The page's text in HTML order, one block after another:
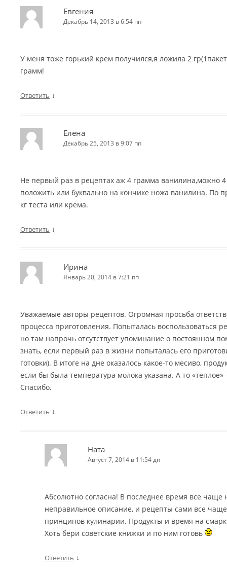
Евгения
Декабрь 14, 2013 в 6:54 пп
У меня тоже горький крем получился,я ложила 2
грамм!
Ответить ↓
Елена
Декабрь 25, 2013 в 9:07 пп
Не первый раз в рецептах аж 4 грамма ванилина,можно
положить или буквально на кончике ножа ванилина. По
кг теста или крема.
Ответить ↓
Ирина
Январь 20, 2014 в 7:21 пп
Уважаемые авторы рецептов. Огромная просьба
процесса приготовления. Попыталась воспользоваться
но там напрочь отсутствует упоминание о постоянном
знать, если первый раз в жизни попыталась его
готовки). В итоге на дне оказалось какое-то месиво,
если бы была температура молока указана. А то
Спасибо.
Ответить ↓
Ната
Август 7, 2014 в 11:54 дп
Абсолютно согласна! В последнее время все чаще
неправильное описание, и рецепты сами все
принципов кулинарии. Продукты и время на
Хоть бери советские книжки и по ним готовь
Ответить ↓